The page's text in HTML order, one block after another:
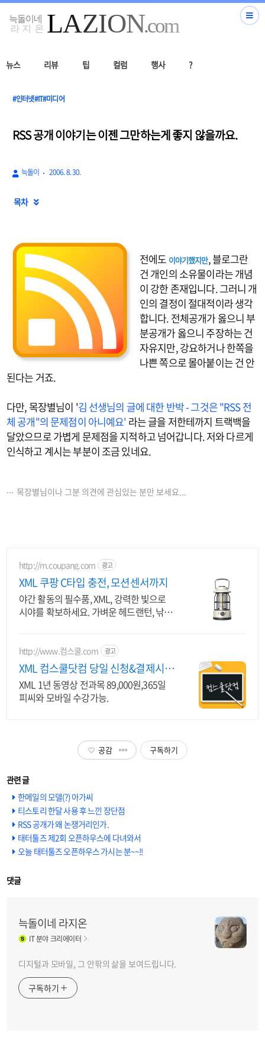
뉴스 리뷰 팁 컬럼 행사 ?
#인터넷#IT#미디어
RSS 공개 이야기는 이젠 그만하는게 좋지 않을까요.
늑돌이 2006. 8. 30.
목차 
전에도 이야기했지만, 블로그란
건 개인의 소유물이라는 개념
이 강한 존재입니다. 그러니 개
인의 결정이 절대적이라 생각
합니다. 전체공개가 옳으니 부
분공개가 옳으니 주장하는 건
자유지만, 강요하거나 한쪽을
나쁜 쪽으로 몰아붙이는 건 안
된다는 거죠.
다만, 목장별님이 '김 선생님의 글에 대한 반박 - 그것은 "RSS 전
체 공개"의 문제점이 아니예요' 라는 글을 저한테까지 트랙백을
달았으므로 가볍게 문제점을 지적하고 넘어갑니다. 저와 다르게
인식하고 계시는 부분이 조금 있네요.
목장별님이나 그분 의견에 관심있는 분만 보세요...
http://m.coupang.com 광고
XML 쿠팡 C타입 충전, 모션센서까지
야간 활동의 필수품, XML, 강력한 빛으로
시야를 확보하세요. 가벼운 헤드랜턴, 낚시,
http://www.컴스쿨.com 광고
XML 컴스쿨닷컴 당일 신청&결제시
기프티콘!
XML 1년 동영상 전과목 89,000원,365일
피씨와 모바일 수강가능.
공감 구독하기
한메일의 모델(?) 아가씨
티스토리 한달 사용 후 느낀 장단점
RSS 공개가 왜 논쟁거리인가.
태터툴즈 제2회 오픈하우스에 다녀와서
오늘 태터툴즈 오픈하우스 가시는 분~~!!
댓글
늑돌이네 라지온
IT분야 크리에이터
디지털과 모바일, 그 안팎의 삶을 보여드립니다.
구독하기